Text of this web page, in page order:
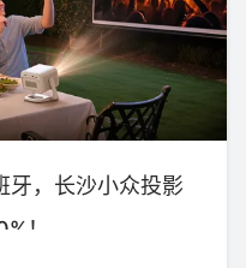
牙，长沙小众投影
！